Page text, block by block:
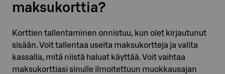
maksukorttia?
Korttien tallentaminen onnistuu, kun olet kirjautunut
sisään. Voit tallentaa useita maksukortteja ja valita
kassalla, mitä niistä haluat käyttää. Voit vaihtaa
maksukorttiasi sinulle ilmoitettuun muokkausajan